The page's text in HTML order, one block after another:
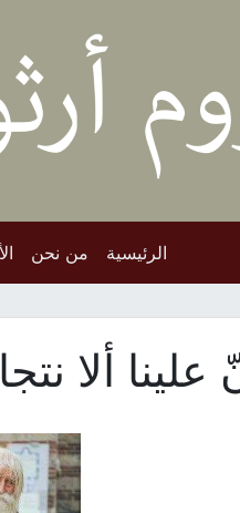
الرئيسية من نحن
علينا ألا